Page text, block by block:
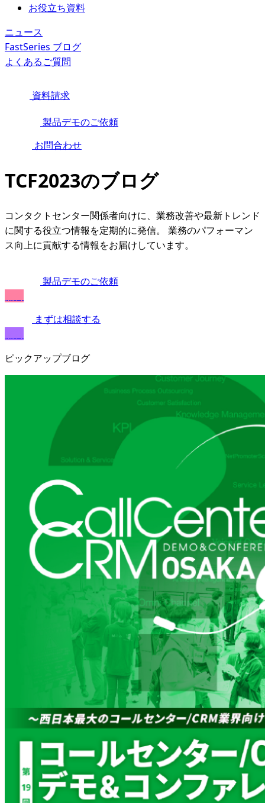
お役立ち資料
ニュース
FastSeries ブログ
よくあるご質問
資料請求
製品デモのご依頼
お問合わせ
TCF2023のブログ
コンタクトセンター関係者向けに、業務改善や最新トレンド
に関する役立つ情報を定期的に発信。 業務のパフォーマン
ス向上に貢献する情報をお届けしています。
製品デモのご依頼
まずは相談する
ピックアップブログ